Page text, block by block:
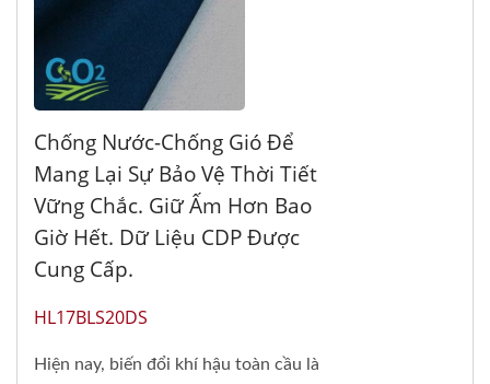
Chống Nước-Chống Gió Để
Mang Lại Sự Bảo Vệ Thời Tiết
Vững Chắc. Giữ Ấm Hơn Bao
Giờ Hết. Dữ Liệu CDP Được
Cung Cấp.
HL17BLS20DS
Hiện nay, biến đổi khí hậu toàn cầu là